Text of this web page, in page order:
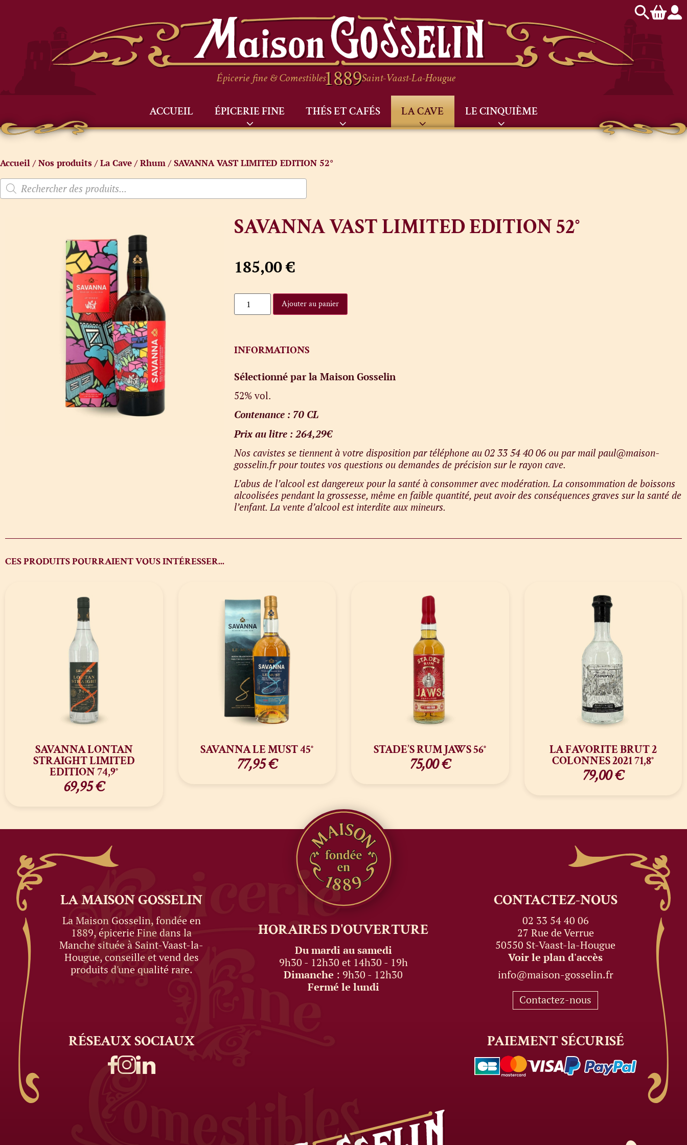
Épicerie fine & Comestibles Saint-Vaast-La-Hougue
ACCUEIL ÉPICERIE FINE THÉS ET CAFÉS LA CAVE LE CINQUIÈME
Accueil /Nos produits /La Cave /Rhum / SAVANNA VAST LIMITED EDITION 52°
SAVANNA VAST LIMITED EDITION 52°
185,00€
Ajouter au panier
INFORMATIONS
Sélectionné par la Maison Gosselin
52% vol.
Contenance : 70 CL
Prix au litre : 264,29€
Nos cavistes se tiennent à votre disposition par téléphone au 02 33 54 40 06 ou par mail paul@maison-
gosselin.fr pour toutes vos questions ou demandes de précision sur le rayon cave.
L’abus de l’alcool est dangereux pour la santé à consommer avec modération. La consommation de boissons
alcoolisées pendant la grossesse, même en faible quantité, peut avoir des conséquences graves sur la santé de
l’enfant. La vente d’alcool est interdite aux mineurs.
CES PRODUITS POURRAIENT VOUS INTÉRESSER...
SAVANNA LONTAN
STRAIGHT LIMITED
EDITION 74,9°
69,95€
SAVANNA LE MUST 45°
77,95€
STADE’S RUM JAWS 56°
75,00€
LA FAVORITE BRUT 2
COLONNES 2021 71,8°
79,00€
LA MAISONGOSSELIN
La Maison Gosselin, fondée en
1889, épicerie Fine dans la
Manche située à Saint-Vaast-la-
Hougue, conseille et vend des
produits d'une qualité rare.
HORAIRESD'OUVERTURE
Du mardi au samedi
9h30 - 12h30 et 14h30 - 19h
Dimanche : 9h30 - 12h30
Fermé le lundi
CONTACTEZ-NOUS
02 33 54 40 06
27 Rue de Verrue
50550 St-Vaast-la-Hougue
Voir le plan d'accès
info@maison-gosselin.fr
Contactez-nous
RÉSEAUXSOCIAUX PAIEMENTSÉCURISÉ